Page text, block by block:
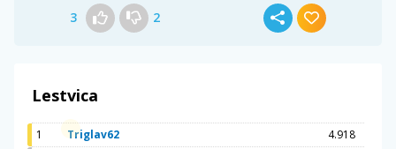
3 2
Lestvica
1 Triglav62
4.918